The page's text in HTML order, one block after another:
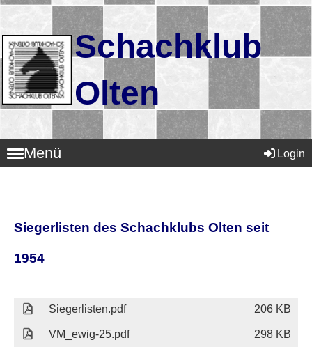
Schachklub
Olten
Menü Login
Siegerlisten des Schachklubs Olten seit
1954
Siegerlisten.pdf 206 KB
VM_ewig-25.pdf 298 KB